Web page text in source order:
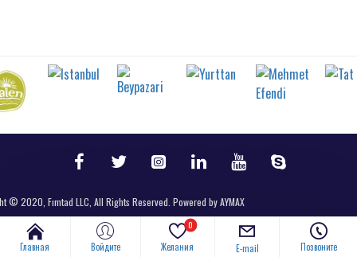
© 2020, Fımtad LLC, All Rights Reserved. Powered by AYMAX
Главная Войдите Желания
0
E-mail Позвоните